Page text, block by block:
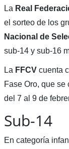
La Real
el sorteo de los
Nacional de
sub-14 y sub-16
La FFCVcuenta
Fase Oro, que
del 7 al 9 de
Sub-14
En categoría